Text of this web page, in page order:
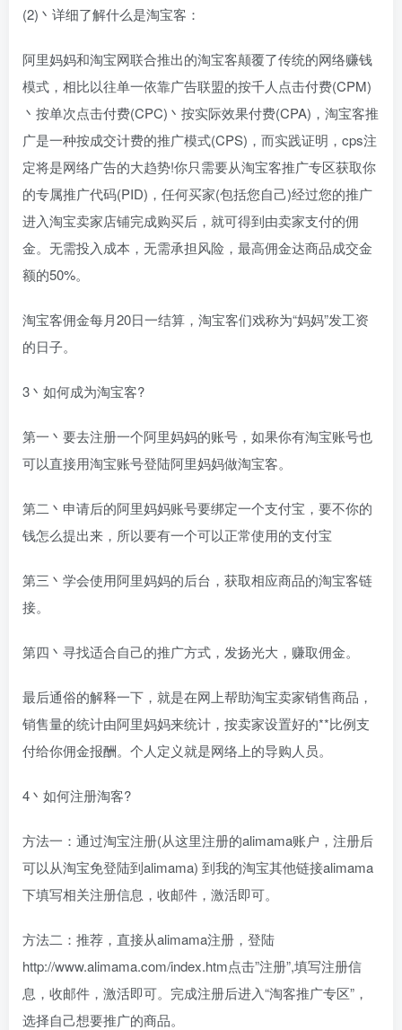
(2)丶详细了解什么是淘宝客：
阿里妈妈和淘宝网联合推出的淘宝客颠覆了传统的网络赚钱
模式，相比以往单一依靠广告联盟的按千人点击付费(CPM)
丶按单次点击付费(CPC)丶按实际效果付费(CPA)，淘宝客推
广是一种按成交计费的推广模式(CPS)，而实践证明，cps注
定将是网络广告的大趋势!你只需要从淘宝客推广专区获取你
的专属推广代码(PID)，任何买家(包括您自己)经过您的推广
进入淘宝卖家店铺完成购买后，就可得到由卖家支付的佣
金。无需投入成本，无需承担风险，最高佣金达商品成交金
额的50%。
淘宝客佣金每月20日一结算，淘宝客们戏称为“妈妈”发工资
的日子。
3丶如何成为淘宝客?
第一丶要去注册一个阿里妈妈的账号，如果你有淘宝账号也
可以直接用淘宝账号登陆阿里妈妈做淘宝客。
第二丶申请后的阿里妈妈账号要绑定一个支付宝，要不你的
钱怎么提出来，所以要有一个可以正常使用的支付宝
第三丶学会使用阿里妈妈的后台，获取相应商品的淘宝客链
接。
第四丶寻找适合自己的推广方式，发扬光大，赚取佣金。
最后通俗的解释一下，就是在网上帮助淘宝卖家销售商品，
销售量的统计由阿里妈妈来统计，按卖家设置好的**比例支
付给你佣金报酬。个人定义就是网络上的导购人员。
4丶如何注册淘客?
方法一：通过淘宝注册(从这里注册的alimama账户，注册后
可以从淘宝免登陆到alimama) 到我的淘宝其他链接alimama
下填写相关注册信息，收邮件，激活即可。
方法二：推荐，直接从alimama注册，登陆
http://www.alimama.com/index.htm点击”注册”,填写注册信
息，收邮件，激活即可。完成注册后进入“淘客推广专区”，
选择自己想要推广的商品。